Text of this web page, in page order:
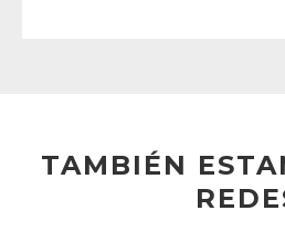
TAMBIÉN